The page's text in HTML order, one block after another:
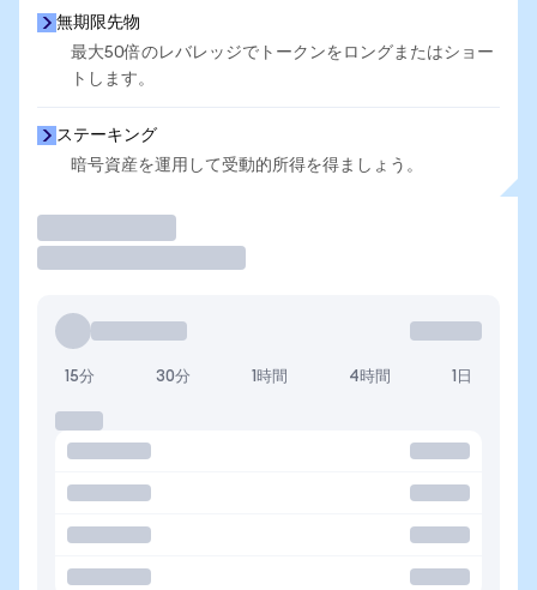
無期限先物
最大50倍のレバレッジでトークンをロングまたはショー
トします。
ステーキング
暗号資産を運用して受動的所得を得ましょう。
15分 30分 1時間 4時間 1日